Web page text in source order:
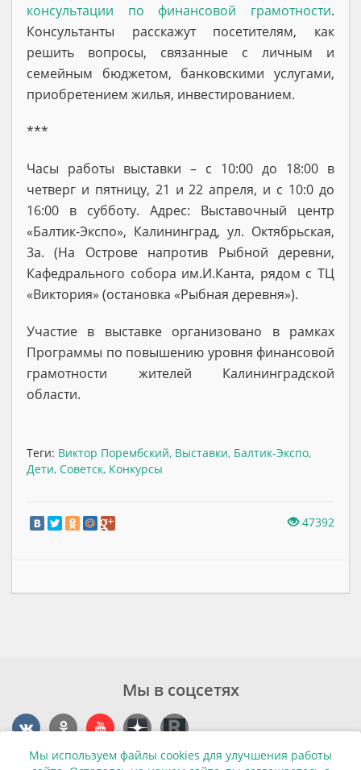
консультации по финансовой грамотности.
Консультанты расскажут посетителям, как
решить вопросы, связанные с личным и
семейным бюджетом, банковскими услугами,
приобретением жилья, инвестированием.
***
Часы работы выставки – с 10:00 до 18:00 в
четверг и пятницу, 21 и 22 апреля, и с 10:0 до
16:00 в субботу. Адрес: Выставочный центр
«Балтик-Экспо», Калининград, ул. Октябрьская,
3а. (На Острове напротив Рыбной деревни,
Кафедрального собора им.И.Канта, рядом с ТЦ
«Виктория» (остановка «Рыбная деревня»).
Участие в выставке организовано в рамках
Программы по повышению уровня финансовой
грамотности жителей Калининградской
области.
Теги: Виктор Порембский, Выставки, Балтик-Экспо,
Дети, Советск, Конкурсы
47392
Мы используем файлы cookies для улучшения работы
Мы в соцсетях
Контакты